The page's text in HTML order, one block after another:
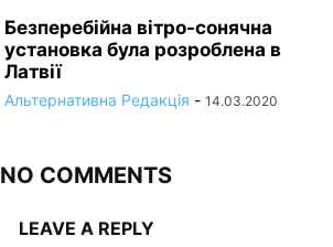
Безперебійна вітро-сонячна
установка була розроблена в
Латвії
Альтернативна Редакція - 14.03.2020
NO COMMENTS
LEAVE A REPLY